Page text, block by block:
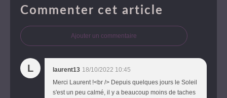
Commenter cet article
Ajouter un commentaire
L laurent13 18/10/2022 10:45
Merci Laurent !<br /> Depuis quelques jours le Soleil
s'est un peu calmé, il y a beaucoup moins de taches